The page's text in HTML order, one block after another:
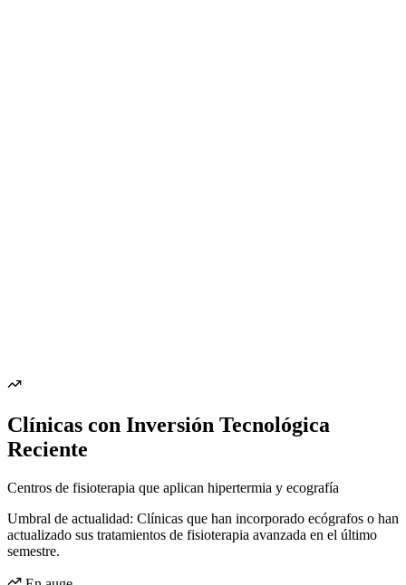
Clínicas con Inversión Tecnológica
Reciente
Centros de fisioterapia que aplican hipertermia y ecografía
Umbral de actualidad: Clínicas que han incorporado ecógrafos o han
actualizado sus tratamientos de fisioterapia avanzada en el último
semestre.